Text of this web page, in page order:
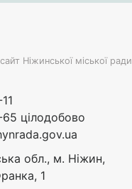
Ніжинської міської ради
цілодобово
обл., м. Ніжин,
1